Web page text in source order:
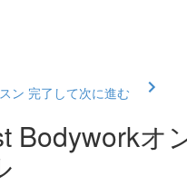
ン 完了して次に進む
Bodyworkオ